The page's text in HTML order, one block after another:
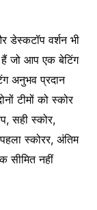
डेस्कटॉप वर्शन भी
हैं जो आप एक बेटिंग
अनुभव प्रदान
टीमों को स्कोर
सही स्कोर,
स्कोरर, अंतिम
सीमित नहीं